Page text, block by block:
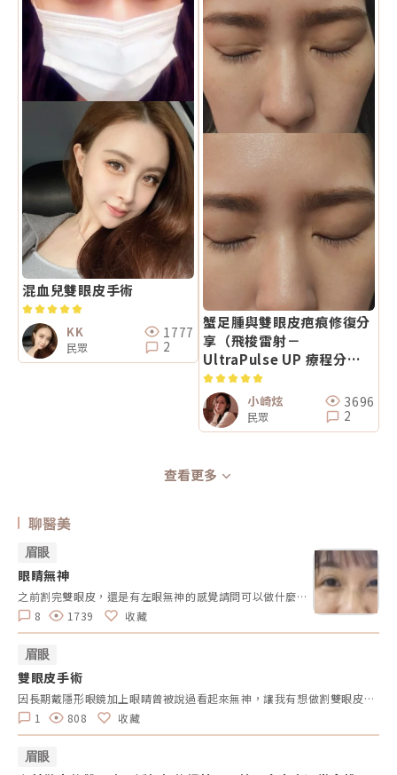
混血兒雙眼皮手術
KK
民眾
1777
2
蟹足腫與雙眼皮疤痕修復分
享（飛梭雷射－
UltraPulse UP 療程分
享）
小崎炫
民眾
3696
2
查看更多
聊醫美
眉眼
眼睛無神
之前割完雙眼皮，還是有左眼無神的感覺請問可以做什麼調整呢？可以再縫嗎？左眼無神
8
1739 收藏
眉眼
雙眼皮手術
因長期戴隱形眼鏡加上眼睛曾被說過看起來無神，讓我有想做割雙眼皮手術念頭，因為結婚要拍婚紗照於是讓我真的下定決心要割雙眼皮，我透過網路上的分享決定請簡X美形診所的張X軒醫師來幫我動手術。剛手術半年內很不自然，但過一年以後雙眼皮變得很自然且變漂亮了.因為我是內衣設計師常常要面對廠商及出國考察，覺得面貌很重要，自己經過割雙眼皮手術變漂亮更增加自信滿滿，因為不管男生或女生都需靠臉吃飯的，外表很重要～每天需要交際應酬，才能完成老闆交付的使命.我們的外貌無法改變，所以借由微整形來讓自己更完美，以此經驗跟大家分享，謝謝。
1
808 收藏
眉眼